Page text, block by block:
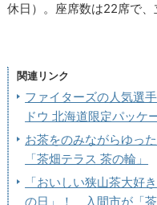
休日）。座席数は22席で、
関連リンク
ファイターズの人気選
ドウ 北海道限定パッケ
お茶をのみながらゆっ
「茶畑テラス 茶の輪」
「おいしい狭山茶大
の日」！ 入間市が「